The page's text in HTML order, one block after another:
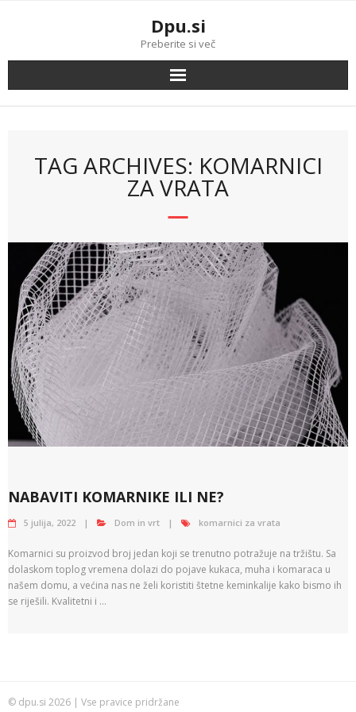
Dpu.si
Preberite si več
TAG ARCHIVES: KOMARNICI
ZA VRATA
NABAVITI KOMARNIKE ILI NE?
5 julija, 2022 Dom in vrt komarnici za vrata
Komarnici su proizvod broj jedan koji se trenutno potražuje na tržištu. Sa
dolaskom toplog vremena dolazi do pojave kukaca, muha i komaraca u
našem domu, a većina nas ne želi koristiti štetne keminkalije kako bismo ih
se riješili. Kvalitetni i …
© dpu.si 2026 | Vse pravice pridržane